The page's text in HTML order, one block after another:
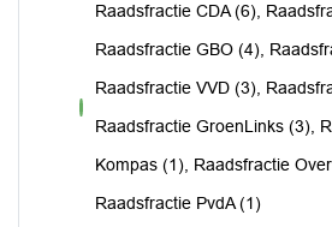
voor
Raadsfractie CDA (6),
Raadsfractie GBO (4),
Raadsfractie VVD (3),
Raadsfractie GroenLinks (3),
Kompas (1), Raadsfractie
Raadsfractie PvdA (1)